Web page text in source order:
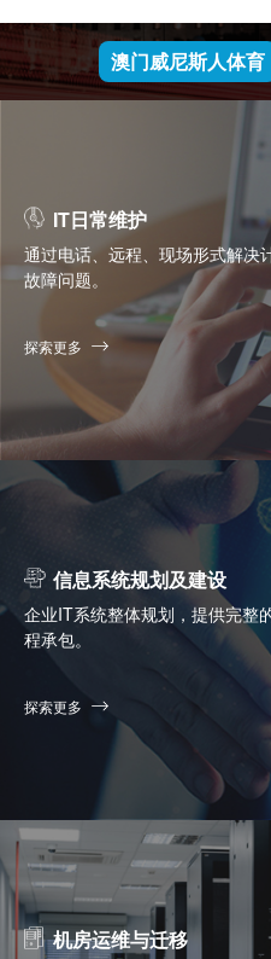
澳门威尼斯人体育
IT日常维护
通过电话、远程、现场形式解决
故障问题。
探索更多
信息系统规划及建设
企业IT系统整体规划，提供完整
程承包。
探索更多
机房运维与迁移